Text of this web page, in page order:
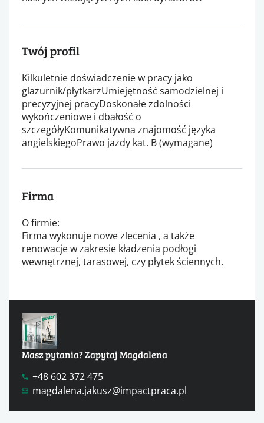
Twój profil
Kilkuletnie doświadczenie w pracy jako
glazurnik/płytkarzUmiejętność samodzielnej i
precyzyjnej pracyDoskonałe zdolności
wykończeniowe i dbałość o
szczegółyKomunikatywna znajomość języka
angielskiegoPrawo jazdy kat. B (wymagane)
Firma
O firmie:
Firma wykonuje nowe zlecenia , a także
renowacje w zakresie kładzenia podłogi
wewnętrznej, tarasowej, czy płytek ściennych.
Masz pytania? Zapytaj Magdalena
+48 602 372 475
magdalena.jakusz@impactpraca.pl